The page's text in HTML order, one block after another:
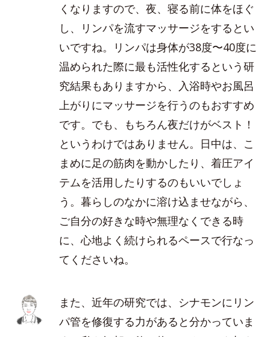
くなりますので、夜、寝る前に体をほぐ
し、リンパを流すマッサージをするとい
いですね。リンパは身体が38度〜40度に
温められた際に最も活性化するという研
究結果もありますから、入浴時やお風呂
上がりにマッサージを行うのもおすすめ
です。でも、もちろん夜だけがベスト！
というわけではありません。日中は、こ
まめに足の筋肉を動かしたり、着圧アイ
テムを活用したりするのもいいでしょ
う。暮らしのなかに溶け込ませながら、
ご自分の好きな時や無理なくできる時
に、心地よく続けられるペースで行なっ
てくださいね。
また、近年の研究では、シナモンにリン
パ管を修復する力があると分かっていま